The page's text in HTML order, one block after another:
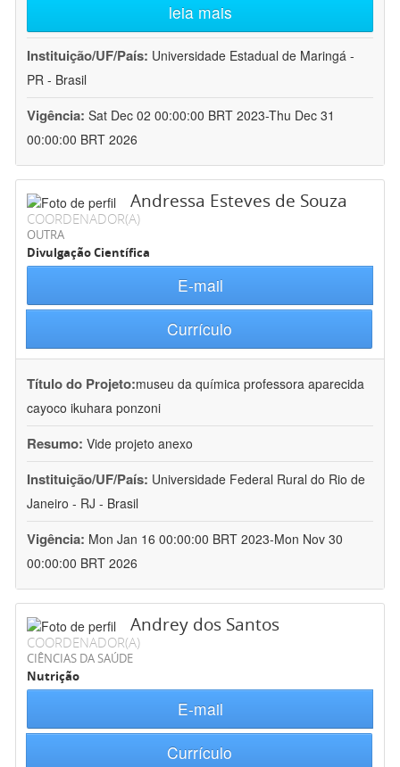
leia mais
Instituição/UF/País: Universidade Estadual de Maringá -
PR - Brasil
Vigência: Sat Dec 02 00:00:00 BRT 2023-Thu Dec 31
00:00:00 BRT 2026
Andressa Esteves de Souza
COORDENADOR(A)
OUTRA
Divulgação Científica
E-mail
Currículo
Título do Projeto:museu da química professora aparecida
cayoco ikuhara ponzoni
Resumo: Vide projeto anexo
Instituição/UF/País: Universidade Federal Rural do Rio de
Janeiro - RJ - Brasil
Vigência: Mon Jan 16 00:00:00 BRT 2023-Mon Nov 30
00:00:00 BRT 2026
Andrey dos Santos
COORDENADOR(A)
CIÊNCIAS DA SAÚDE
Nutrição
E-mail
Currículo